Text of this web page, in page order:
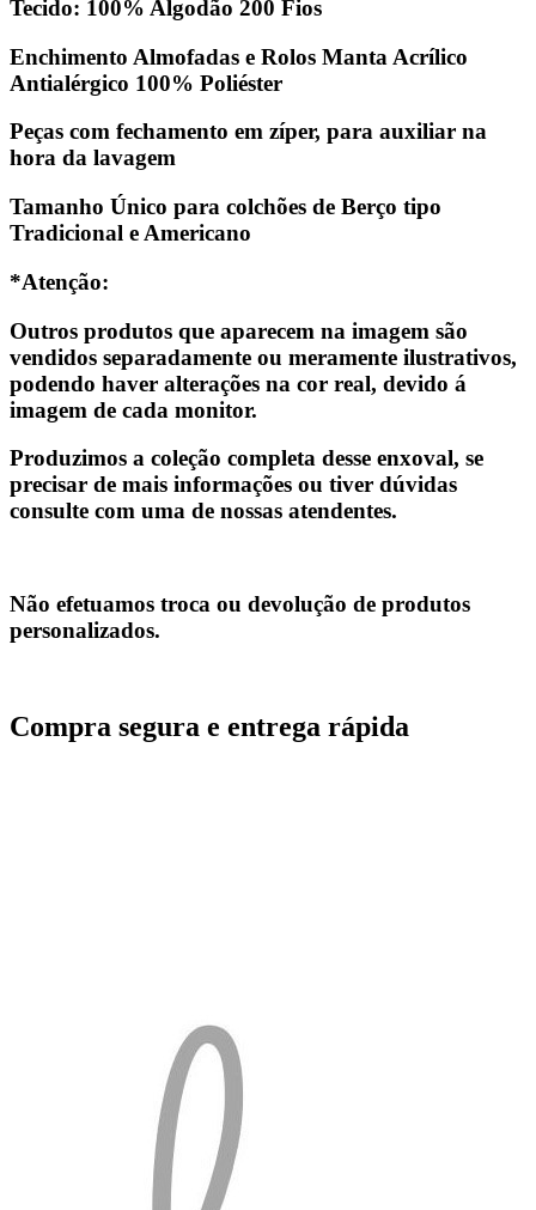
Tecido: 100% Algodão 200 Fios
Enchimento Almofadas e Rolos Manta Acrílico
Antialérgico 100% Poliéster
Peças com fechamento em zíper, para auxiliar na
hora da lavagem
Tamanho Único para colchões de Berço tipo
Tradicional e Americano
*Atenção:
Outros produtos que aparecem na imagem são
vendidos separadamente ou meramente ilustrativos,
podendo haver alterações na cor real, devido á
imagem de cada monitor.
Produzimos a coleção completa desse enxoval, se
precisar de mais informações ou tiver dúvidas
consulte com uma de nossas atendentes.
Não efetuamos troca ou devolução de produtos
personalizados.
Compra segura e entrega rápida